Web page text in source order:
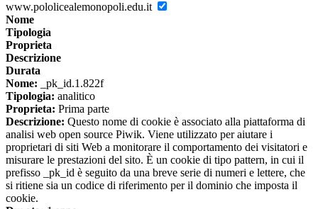
www.pololicealemonopoli.edu.it
Nome
Tipologia
Proprieta
Descrizione
Durata
Nome: _pk_id.1.822f
Tipologia: analitico
Proprieta: Prima parte
Descrizione: Questo nome di cookie è associato alla piattaforma di
analisi web open source Piwik. Viene utilizzato per aiutare i
proprietari di siti Web a monitorare il comportamento dei visitatori e
misurare le prestazioni del sito. È un cookie di tipo pattern, in cui il
prefisso _pk_id è seguito da una breve serie di numeri e lettere, che
si ritiene sia un codice di riferimento per il dominio che imposta il
cookie.